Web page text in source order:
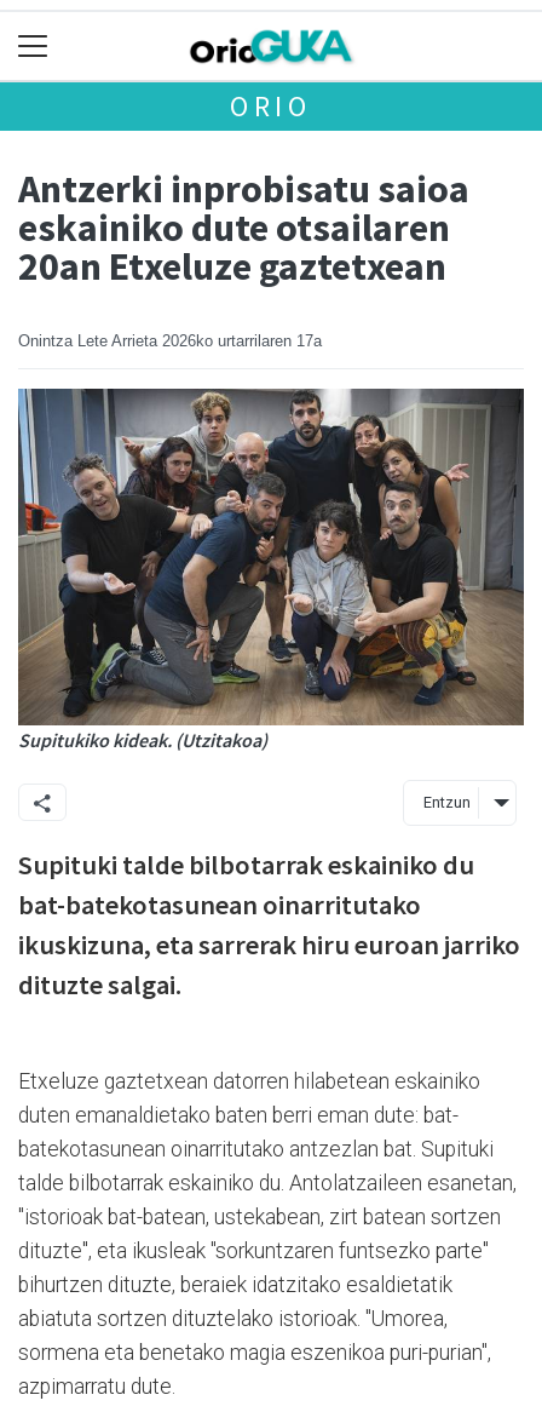
ORIO
Antzerki inprobisatu saioa
eskainiko dute otsailaren
20an Etxeluze gaztetxean
Onintza Lete Arrieta 2026ko urtarrilaren 17a
Supitukiko kideak. (Utzitakoa)
Entzun
Supituki talde bilbotarrak eskainiko du
bat-batekotasunean oinarritutako
ikuskizuna, eta sarrerak hiru euroan jarriko
dituzte salgai.
Etxeluze gaztetxean datorren hilabetean eskainiko
duten emanaldietako baten berri eman dute: bat-
batekotasunean oinarritutako antzezlan bat. Supituki
talde bilbotarrak eskainiko du. Antolatzaileen esanetan,
"istorioak bat-batean, ustekabean, zirt batean sortzen
dituzte", eta ikusleak "sorkuntzaren funtsezko parte"
bihurtzen dituzte, beraiek idatzitako esaldietatik
abiatuta sortzen dituztelako istorioak. "Umorea,
sormena eta benetako magia eszenikoa puri-purian",
azpimarratu dute.